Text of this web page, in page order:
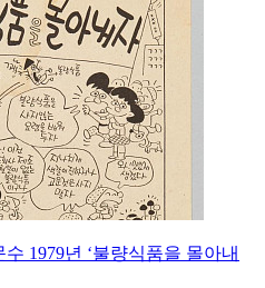
1979년 ‘불량식품을 몰아내